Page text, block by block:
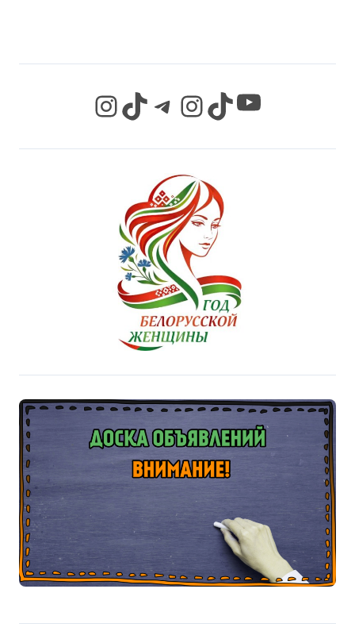
InstagramTikTok Telegram InstagramTikTok YouTube